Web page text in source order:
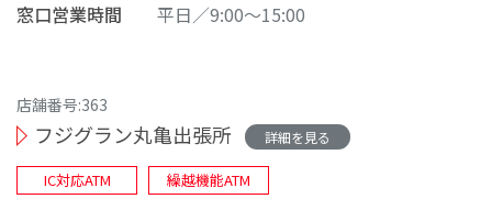
窓口営業時間
平日／9:00～15:00
店舗番号:363
フジグラン丸亀出張所 詳細を見る
IC対応ATM 繰越機能ATM